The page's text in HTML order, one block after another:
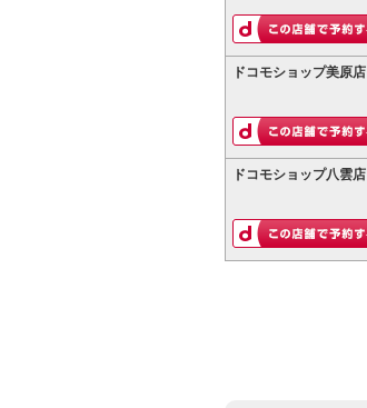
ドコモショップ美原店
ドコモショップ八雲店